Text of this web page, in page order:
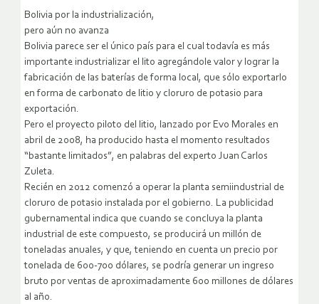
Bolivia por la industrialización,
pero aún no avanza
Bolivia parece ser el único país para el cual todavía es más
importante industrializar el lito agregándole valor y lograr la
fabricación de las baterías de forma local, que sólo exportarlo
en forma de carbonato de litio y cloruro de potasio para
exportación.
Pero el proyecto piloto del litio, lanzado por Evo Morales en
abril de 2008, ha producido hasta el momento resultados
“bastante limitados”, en palabras del experto Juan Carlos
Zuleta.
Recién en 2012 comenzó a operar la planta semiindustrial de
cloruro de potasio instalada por el gobierno. La publicidad
gubernamental indica que cuando se concluya la planta
industrial de este compuesto, se producirá un millón de
toneladas anuales, y que, teniendo en cuenta un precio por
tonelada de 600-700 dólares, se podría generar un ingreso
bruto por ventas de aproximadamente 600 millones de dólares
al año.